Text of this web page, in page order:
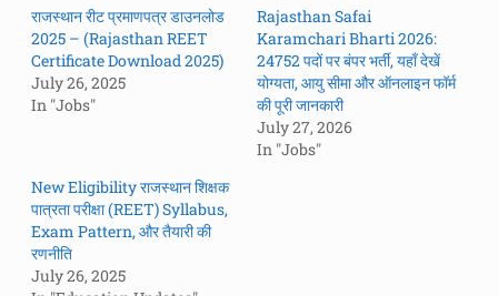
राजस्थान रीट प्रमाणपत्र डाउनलोड
2025 – (Rajasthan REET
Certificate Download 2025)
July 26, 2025
In "Jobs"
Rajasthan Safai
Karamchari Bharti 2026:
24752 पदों पर बंपर भर्ती, यहाँ देखें
योग्यता, आयु सीमा और ऑनलाइन फॉर्म
की पूरी जानकारी
July 27, 2026
In "Jobs"
New Eligibility राजस्थान शिक्षक
पात्रता परीक्षा (REET) Syllabus,
Exam Pattern, और तैयारी की
रणनीति
July 26, 2025